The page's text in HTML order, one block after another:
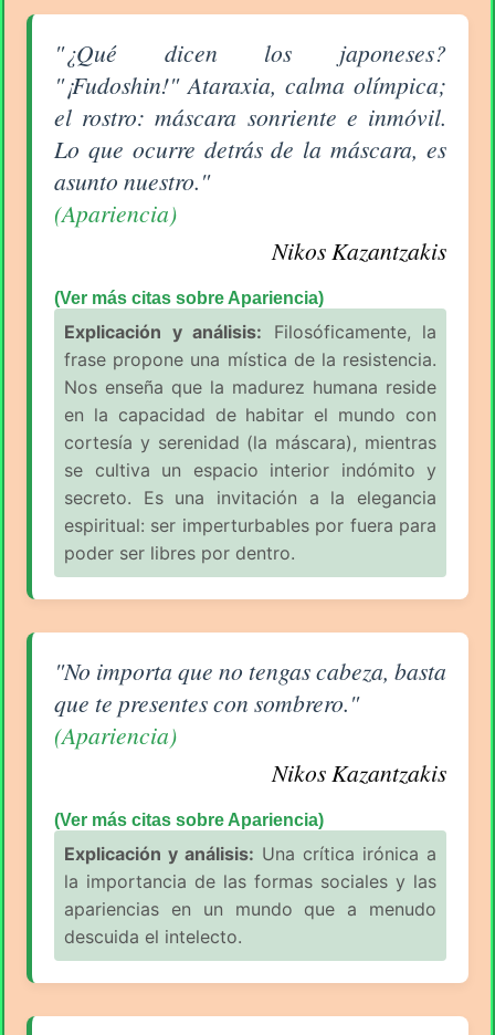
Aforismo sobre Apariencia de Nikos Kazantzakis
"¿Qué dicen los japoneses?
"¡Fudoshin!" Ataraxia, calma olímpica;
el rostro: máscara sonriente e inmóvil.
Lo que ocurre detrás de la máscara, es
asunto nuestro."
(Apariencia)
Nikos Kazantzakis
(Ver más citas sobre Apariencia)
Explicación y análisis: Filosóficamente, la
frase propone una mística de la resistencia.
Nos enseña que la madurez humana reside
en la capacidad de habitar el mundo con
cortesía y serenidad (la máscara), mientras
se cultiva un espacio interior indómito y
secreto. Es una invitación a la elegancia
espiritual: ser imperturbables por fuera para
poder ser libres por dentro.
Aforismo sobre Apariencia de Nikos Kazantzakis
"No importa que no tengas cabeza, basta
que te presentes con sombrero."
(Apariencia)
Nikos Kazantzakis
(Ver más citas sobre Apariencia)
Explicación y análisis: Una crítica irónica a
la importancia de las formas sociales y las
apariencias en un mundo que a menudo
descuida el intelecto.